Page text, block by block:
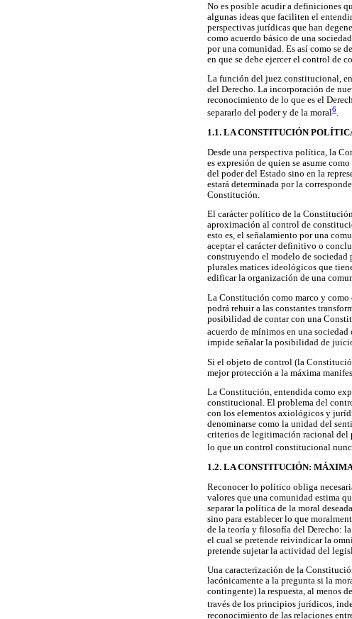
No es posible acudir a definiciones
algunas ideas que faciliten el
perspectivas jurídicas que han
como acuerdo básico de una
por una comunidad. Es así como se
en que se debe ejercer el control de
La función del juez constitucional,
del Derecho. La incorporación de
reconocimiento de lo que es el
separarlo del poder y de la moral6.
1.1. LA CONSTITUCIÓN
Desde una perspectiva política, la
es expresión de quien se asume
del poder del Estado sino en la
estará determinada por la
Constitución.
El carácter político de la
aproximación al control de
esto es, el señalamiento por una
aceptar el carácter definitivo o
construyendo el modelo de sociedad
plurales matices ideológicos que
edificar la organización de una
La Constitución como marco y
podrá rehuir a las constantes
posibilidad de contar con una
acuerdo de mínimos en una
impide señalar la posibilidad de
Si el objeto de control (la
mejor protección a la máxima
La Constitución, entendida como
constitucional. El problema del
con los elementos axiológicos y
denominarse como la unidad del
criterios de legitimación racional del
lo que un control constitucional
1.2. LA CONSTITUCIÓN:
Reconocer lo político obliga
valores que una comunidad estima
separar la política de la moral
sino para establecer lo que
de la teoría y filosofía del Derecho:
el cual se pretende reivindicar la
pretende sujetar la actividad del
Una caracterización de la
lacónicamente a la pregunta si la
contingente) la respuesta, al menos
través de los principios jurídicos,
reconocimiento de las relaciones